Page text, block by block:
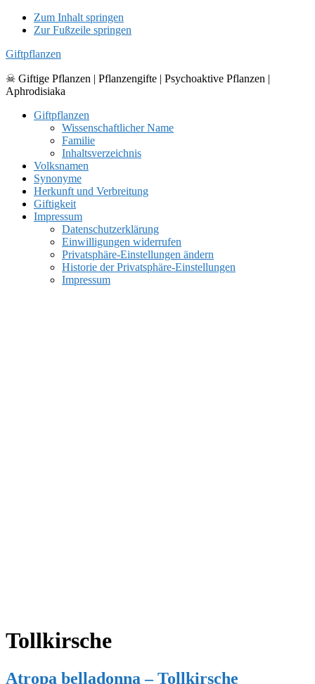
Zum Inhalt springen
Zur Fußzeile springen
Giftpflanzen
☠ Giftige Pflanzen | Pflanzengifte | Psychoaktive Pflanzen |
Aphrodisiaka
Giftpflanzen
Wissenschaftlicher Name
Familie
Inhaltsverzeichnis
Volksnamen
Synonyme
Herkunft und Verbreitung
Giftigkeit
Impressum
Datenschutzerklärung
Einwilligungen widerrufen
Privatsphäre-Einstellungen ändern
Historie der Privatsphäre-Einstellungen
Impressum
Tollkirsche
Atropa belladonna – Tollkirsche